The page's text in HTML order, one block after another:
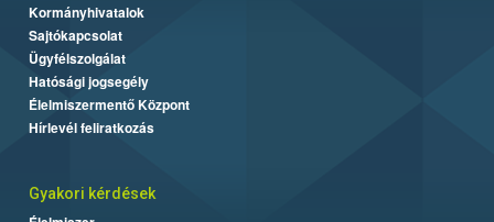
Kormányhivatalok
Sajtókapcsolat
Ügyfélszolgálat
Hatósági jogsegély
Élelmiszermentő Központ
Hírlevél feliratkozás
Gyakori kérdések